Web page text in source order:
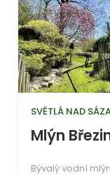
SVĚTLÁ NAD
Mlýn
Bývalý vodní